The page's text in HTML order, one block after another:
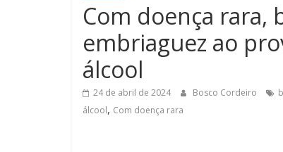
Com doença rara,
embriaguez ao
álcool
24 de abril de 2024 Bosco Cordeiro
álcool, Com doença rara